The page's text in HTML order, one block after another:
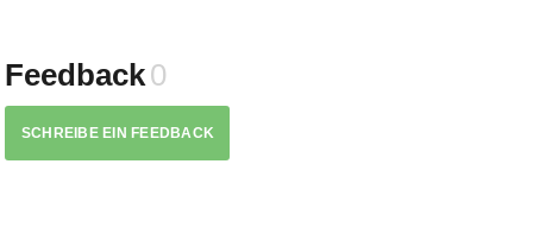
Feedback0
SCHREIBE EIN FEEDBACK